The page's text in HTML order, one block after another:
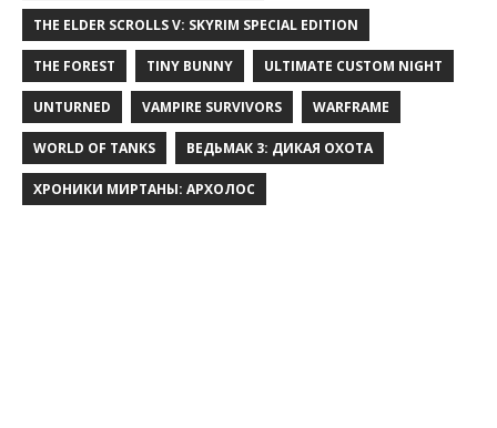
THE ELDER SCROLLS V: SKYRIM SPECIAL EDITION
THE FOREST TINY BUNNY ULTIMATE CUSTOM NIGHT
UNTURNED VAMPIRE SURVIVORS WARFRAME
WORLD OF TANKS ВЕДЬМАК 3: ДИКАЯ ОХОТА
ХРОНИКИ МИРТАНЫ: АРХОЛОС